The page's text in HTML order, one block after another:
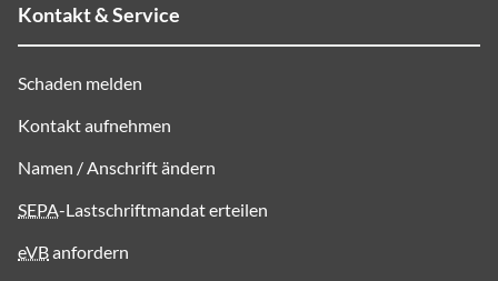
Kontakt & Service
Schaden melden
Kontakt aufnehmen
Namen / Anschrift ändern
SEPA-Lastschriftmandat erteilen
eVBanfordern